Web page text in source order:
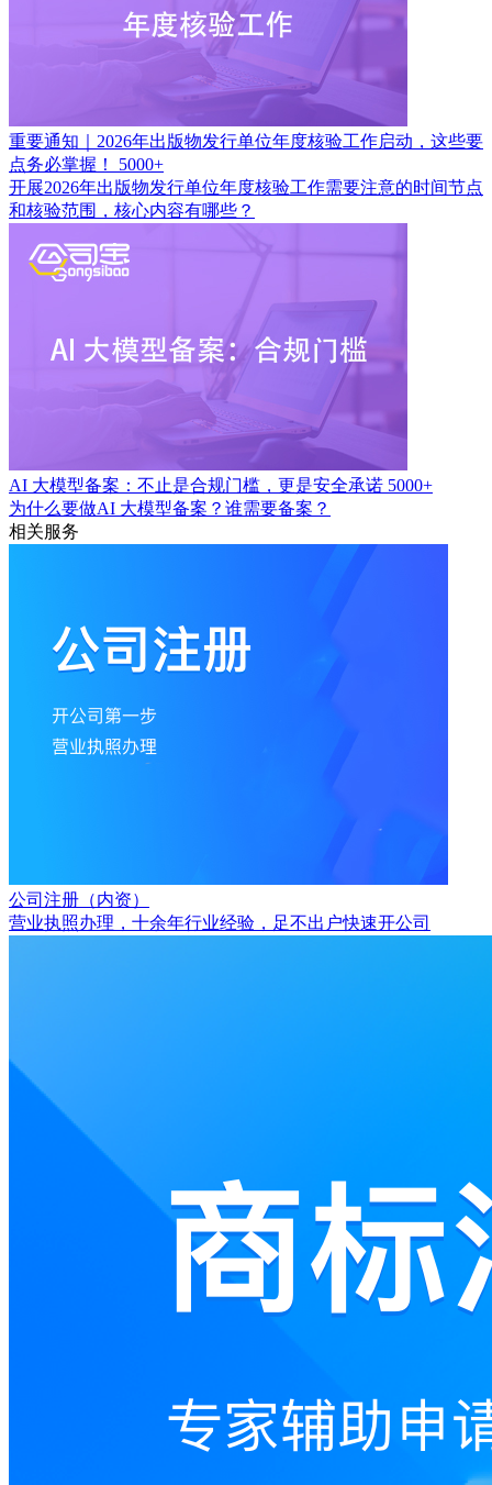
重要通知｜2026年出版物发行单位年度核验工作启动，这些要
点务必掌握！
5000+
开展2026年出版物发行单位年度核验工作需要注意的时间节点
和核验范围，核心内容有哪些？
AI 大模型备案：不止是合规门槛，更是安全承诺 5000+
为什么要做AI 大模型备案？谁需要备案？
相关服务
公司注册（内资）
营业执照办理，十余年行业经验，足不出户快速开公司